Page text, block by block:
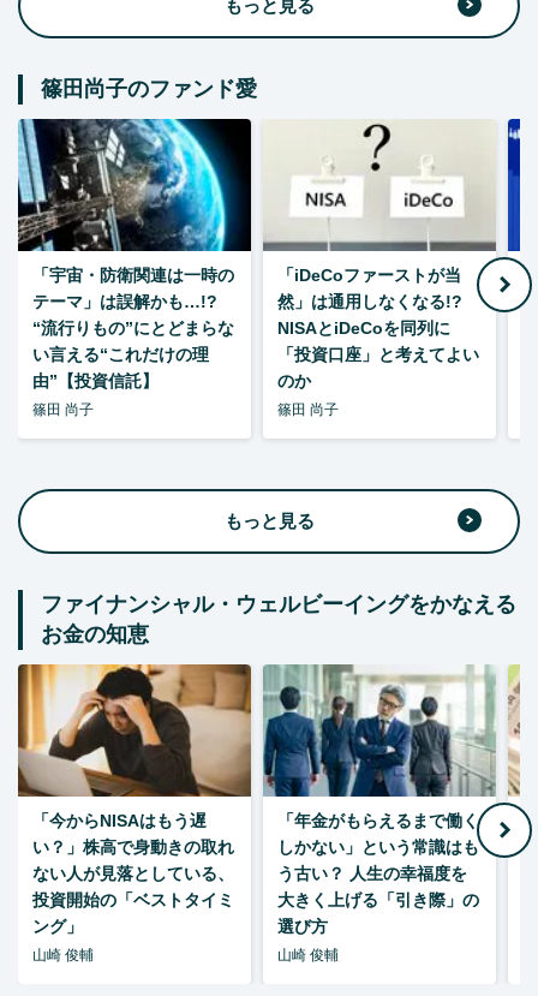
もっと見る
篠田尚子のファンド愛
「宇宙・防衛関連は一時の
テーマ」は誤解かも…!?
“流行りもの”にとどまらな
い言える“これだけの理
由”【投資信託】
篠田 尚子
「iDeCoファーストが当
然」は通用しなくなる!?
NISAとiDeCoを同列に
「投資口座」と考えてよい
のか
篠田 尚子
もっと見る
ファイナンシャル・ウェルビーイングをかなえる
お金の知恵
「今からNISAはもう遅
い？」株高で身動きの取れ
ない人が見落としている、
投資開始の「ベストタイミ
ング」
山崎 俊輔
「年金がもらえるまで働く
しかない」という常識はも
う古い？ 人生の幸福度を
大きく上げる「引き際」の
選び方
山崎 俊輔